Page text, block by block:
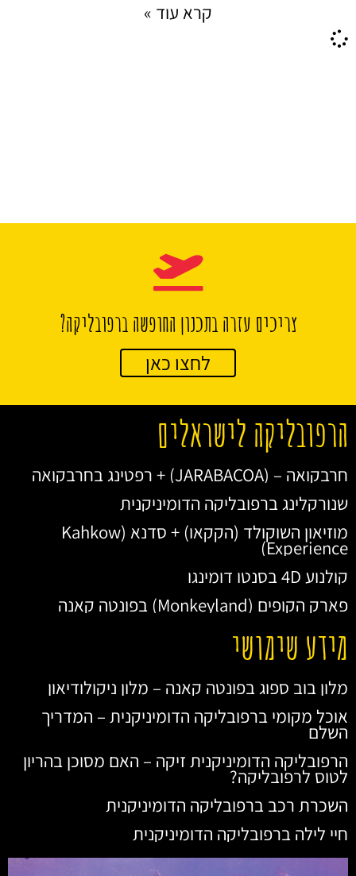
קרא עוד »
צריכים עזרה בתכנון החופשה ברפובליקה?
לחצו כאן
הרפובליקה לישראלים
חרבקואה – (JARABACOA) + רפטינג בחרבקואה
שנורקלינג ברפובליקה הדומיניקנית
מוזיאון השוקולד (הקקאו) + סדנא (Kahkow
Experience)
קולנוע 4D בסנטו דומינגו
פארק הקופים (Monkeyland) בפונטה קאנה
מידע שימושי
מלון בוב ספוג בפונטה קאנה – מלון ניקולודיאון
אוכל מקומי ברפובליקה הדומיניקנית – המדריך
השלם
הרפובליקה הדומיניקנית זיקה – האם מסוכן בהריון
לטוס לרפובליקה?
השכרת רכב ברפובליקה הדומיניקנית
חיי לילה ברפובליקה הדומיניקנית